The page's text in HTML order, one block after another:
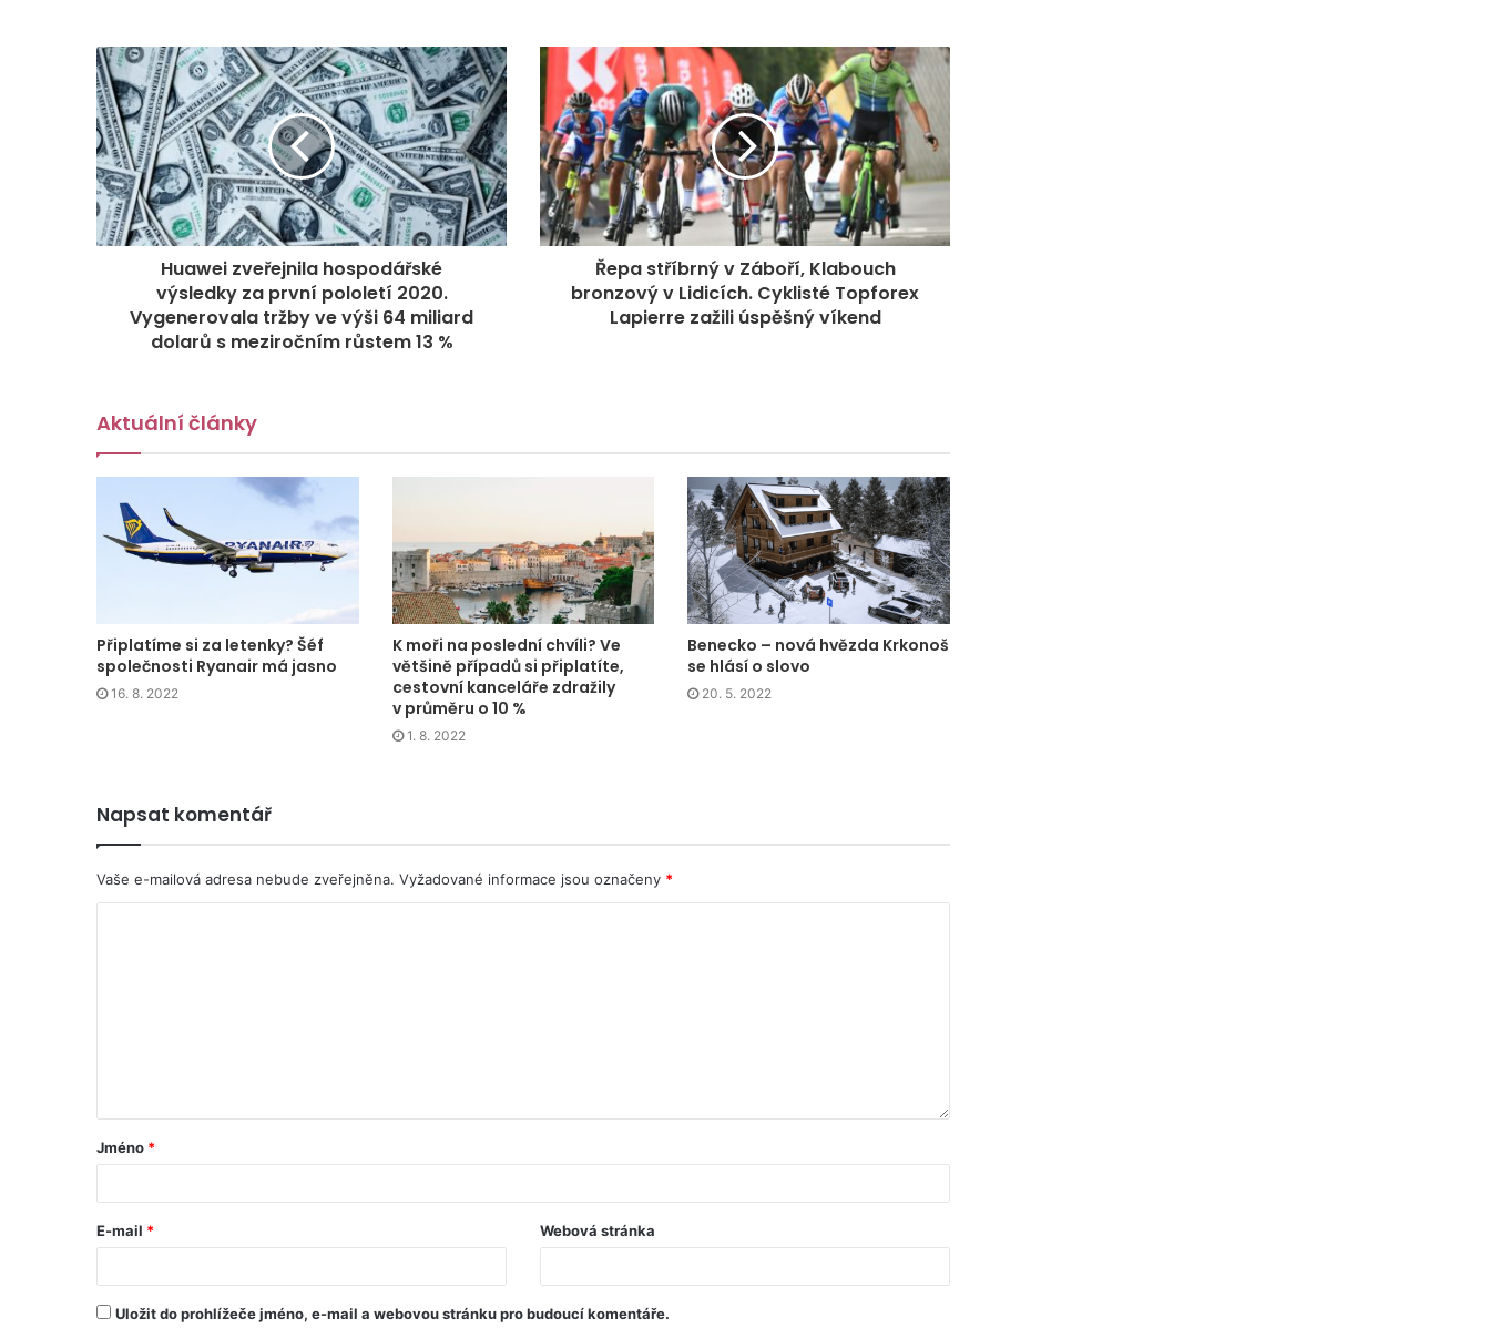
Huawei zveřejnila hospodářské
výsledky za první pololetí 2020.
Vygenerovala tržby ve výši 64 miliard
dolarů s meziročním růstem 13 %
Řepa stříbrný v Záboří, Klabouch
bronzový v Lidicích. Cyklisté Topforex
Lapierre zažili úspěšný víkend
Aktuální články
Připlatíme si za letenky? Šéf
společnosti Ryanair má jasno
16. 8. 2022
K moři na poslední chvíli? Ve
většině případů si připlatíte,
cestovní kanceláře zdražily
v průměru o 10 %
1. 8. 2022
Benecko – nová hvězda Krkonoš
se hlásí o slovo
20. 5. 2022
Napsat komentář
Vaše e-mailová adresa nebude zveřejněna. Vyžadované informace jsou označeny *
Jméno *
E-mail * Webová stránka
Uložit do prohlížeče jméno, e-mail a webovou stránku pro budoucí komentáře.